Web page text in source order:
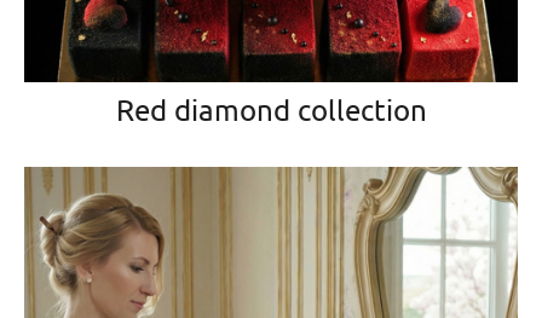
Red diamond collection